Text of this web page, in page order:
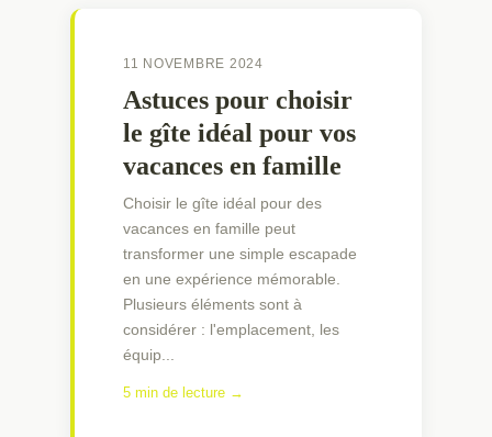
11 NOVEMBRE 2024
Astuces pour choisir
le gîte idéal pour vos
vacances en famille
Choisir le gîte idéal pour des
vacances en famille peut
transformer une simple escapade
en une expérience mémorable.
Plusieurs éléments sont à
considérer : l'emplacement, les
équip...
5 min de lecture →